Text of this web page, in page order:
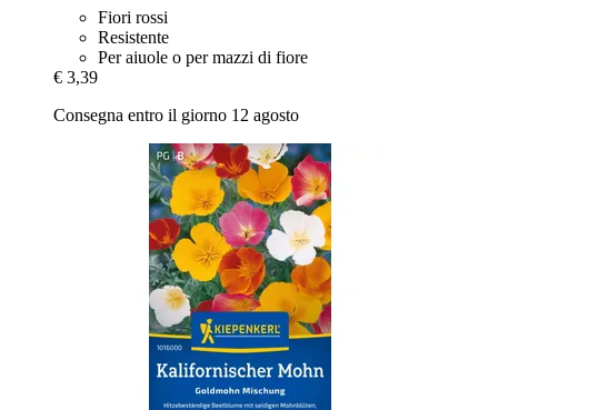
Fiori rossi
Resistente
Per aiuole o per mazzi di fiore
€ 3,39
Consegna entro il giorno 12 agosto